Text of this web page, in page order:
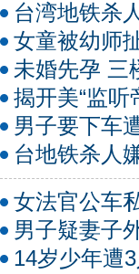
台湾地铁杀
女童被幼师
未婚先孕 三
揭开美“监听
男子要下车
台地铁杀人
女法官公车
男子疑妻子
14岁少年遭